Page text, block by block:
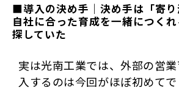
■導入の決め手｜決め手は「寄
自社に合った育成を一緒につく
探していた
実は光南工業では、外部の営
入するのは今回がほぼ初めてで